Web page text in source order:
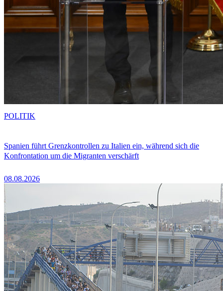
Spanien führt Grenzkontrollen zu Italien ein, während sich die
Konfrontation um die Migranten verschärft
08.08.2026
POLITIK